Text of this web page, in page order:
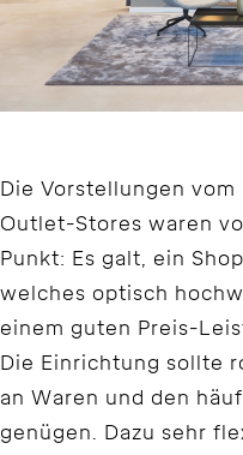
Die Vorstellungen
Outlet-Stores waren
Punkt: Es galt, ein
welches optisch
einem guten Preis-
Die Einrichtung sollte
an Waren und den
genügen. Dazu sehr